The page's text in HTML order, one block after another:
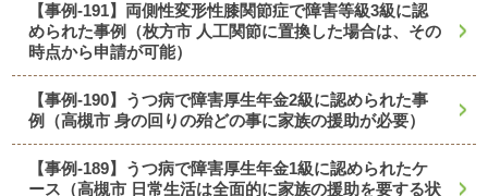
【事例-191】両側性変形性膝関節症で障害等級3級に認
められた事例（枚方市 人工関節に置換した場合は、その
時点から申請が可能）
【事例-190】うつ病で障害厚生年金2級に認められた事
例（高槻市 身の回りの殆どの事に家族の援助が必要）
【事例-189】うつ病で障害厚生年金1級に認められたケ
ース（高槻市 日常生活は全面的に家族の援助を要する状